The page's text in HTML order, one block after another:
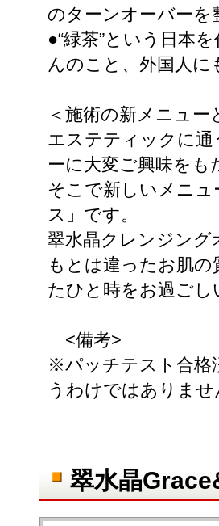
のターンオーバーを
●“緑茶”という日本
んのこと、外国人
＜施術の新メニュー
エステティックに
ーに大変ご興味をも
そこで新しいメニ
ス」です。
翠水晶クレンジン
もとは違ったお肌
たひと時をお過ご
<備考>
※パッチテスト合格
うわけではありませ
翠水晶